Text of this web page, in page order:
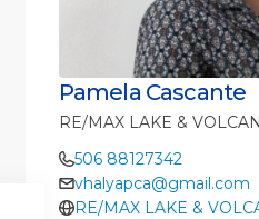
Pamela Cascante
RE/MAX LAKE &
506 88127342
vhalyapca@gmail.com
RE/MAX LAKE &